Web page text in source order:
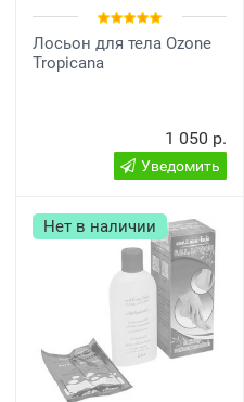
Лосьон для тела Ozone
Tropicana
1 050 р.
Уведомить
Нет в наличии